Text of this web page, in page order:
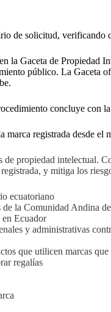
de solicitud, verificando
la Gaceta de Propiedad
público. La Gaceta
concluye con
marca registrada desde el
propiedad intelectual.
y mitiga los
ecuatoriano
de la Comunidad Andina
en Ecuador
y administrativas
que utilicen marcas
regalías